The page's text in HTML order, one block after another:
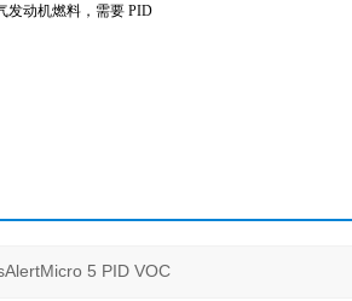
发动机燃料，需要 PID